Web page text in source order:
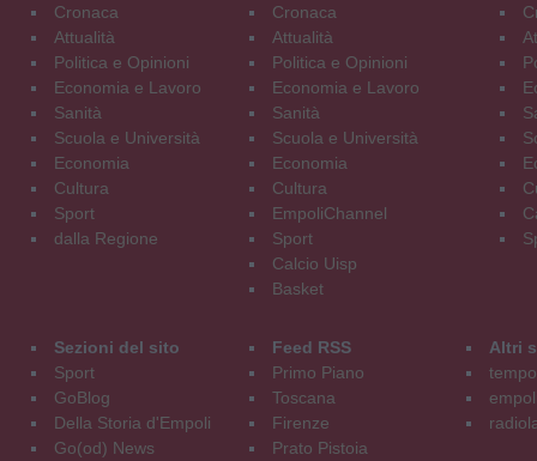
Cronaca
Attualità
Politica e Opinioni
Economia e Lavoro
Sanità
Scuola e Università
Economia
Cultura
Sport
dalla Regione
Cronaca
Attualità
Politica e Opinioni
Economia e Lavoro
Sanità
Scuola e Università
Economia
Cultura
EmpoliChannel
Sport
Calcio Uisp
Basket
Sezioni del sito
Sport
GoBlog
Della Storia d'Empoli
Go(od) News
Feed RSS
Primo Piano
Toscana
Firenze
Prato Pistoia
Altri